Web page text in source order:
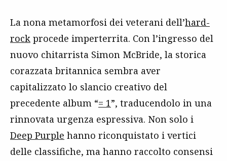
La nona metamorfosi dei veterani dell’hard-
rock procede imperterrita. Con l’ingresso del
nuovo chitarrista Simon McBride, la storica
corazzata britannica sembra aver
capitalizzato lo slancio creativo del
precedente album “= 1”, traducendolo in una
rinnovata urgenza espressiva. Non solo i
Deep Purple hanno riconquistato i vertici
delle classifiche, ma hanno raccolto consensi